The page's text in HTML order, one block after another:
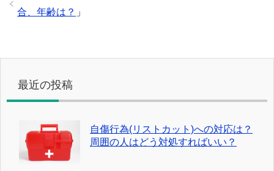
合、年齢は？ 」
最近の投稿
自傷行為(リストカット)への対応は？
周囲の人はどう対処すればいい？